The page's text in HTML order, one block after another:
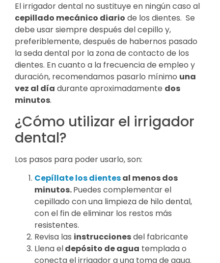
El irrigador dental no sustituye en ningún caso al
cepillado mecánico diario de los dientes. Se
debe usar siempre después del cepillo y,
preferiblemente, después de habernos pasado
la seda dental por la zona de contacto de los
dientes. En cuanto a la frecuencia de empleo y
duración, recomendamos pasarlo mínimo una
vez al día durante aproximadamente dos
minutos.
¿Cómo utilizar el irrigador
dental?
Los pasos para poder usarlo, son:
Cepíllate los dientesal menos dos
minutos.Puedes complementar el
cepillado con una limpieza de hilo dental,
con el fin de eliminar los restos más
resistentes.
Revisa las instruccionesdel fabricante
Llena eldepósito de agua templada o
conecta el irrigador a una toma de agua.